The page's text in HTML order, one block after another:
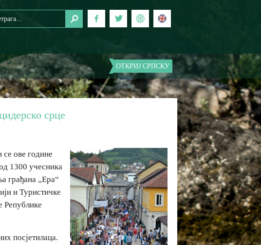
ОТКРИЈ СРПСКУ
срце
се ове године
1300 учесника
грађана „Ера“
и Туристичке
Републике
посјетилаца.